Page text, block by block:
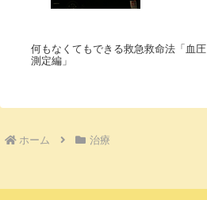
何もなくてもできる救急救命法「血圧
測定編」
ホーム 治療